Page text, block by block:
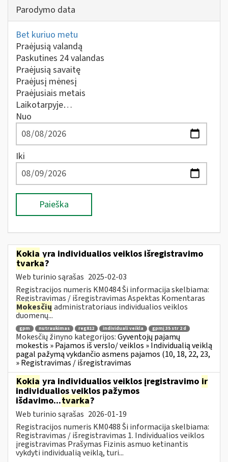
Parodymo data
Bet kuriuo metu
Praėjusią valandą
Paskutines 24 valandas
Praėjusią savaitę
Praėjusį mėnesį
Praėjusiais metais
Laikotarpyje…
Nuo
Iki
Paieška
Kokia yra individualios veiklos išregistravimo
tvarka?
Web turinio sąrašas 2025-02-03
Registracijos numeris KM0484 Ši informacija skelbiama:
Registravimas / išregistravimas Aspektas Komentaras
Mokesčių administratoriaus individualios veiklos
duomenų...
gpm nutraukimas reg812 individuali veikla gpmį 35 str 2 d
Mokesčių žinyno kategorijos:Gyventojų pajamų
mokestis » Pajamos iš verslo/ veiklos » Individualią veiklą
pagal pažymą vykdančio asmens pajamos (10, 18, 22, 23,
» Registravimas / išregistravimas
Kokia yra individualios veiklos įregistravimo ir
individualios veiklos pažymos
išdavimo...tvarka?
Web turinio sąrašas 2026-01-19
Registracijos numeris KM0488 Ši informacija skelbiama:
Registravimas / išregistravimas 1. Individualios veiklos
įregistravimas Prašymas Fizinis asmuo ketinantis
vykdyti individualią veiklą, turi...